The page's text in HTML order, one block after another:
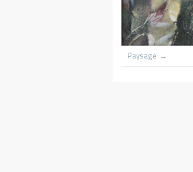
Grounded scooners dar harbnour
Village du congo